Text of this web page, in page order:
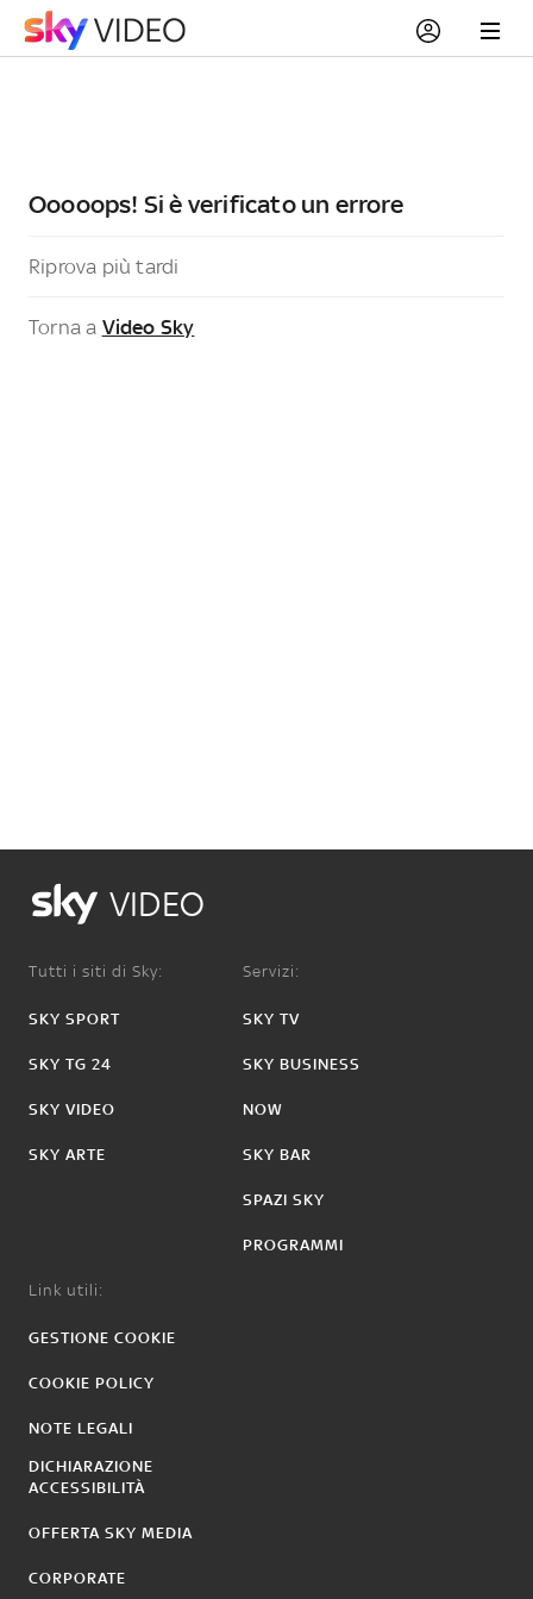
Ooooops! Si è verificato un errore
Riprova più tardi
Torna a Video Sky
VIDEO
Tutti i siti di Sky:
SKY SPORT
SKY TG 24
SKY VIDEO
SKY ARTE
Servizi:
SKY TV
SKY BUSINESS
NOW
SKY BAR
SPAZI SKY
PROGRAMMI
Link utili:
GESTIONE COOKIE
COOKIE POLICY
NOTE LEGALI
DICHIARAZIONE
ACCESSIBILITÀ
OFFERTA SKY MEDIA
CORPORATE